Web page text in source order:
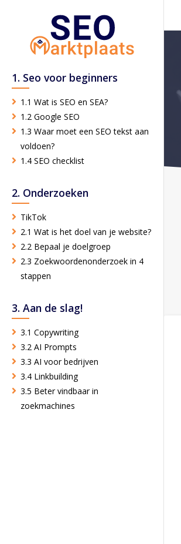
1. Seo voor beginners
1.1 Wat is SEO en SEA?
1.2 Google SEO
1.3 Waar moet een SEO tekst aan
voldoen?
1.4 SEO checklist
2. Onderzoeken
TikTok
2.1 Wat is het doel van je website?
2.2 Bepaal je doelgroep
2.3 Zoekwoordenonderzoek in 4
stappen
3. Aan de slag!
3.1 Copywriting
3.2 AI Prompts
3.3 AI voor bedrijven
3.4 Linkbuilding
3.5 Beter vindbaar in
zoekmachines